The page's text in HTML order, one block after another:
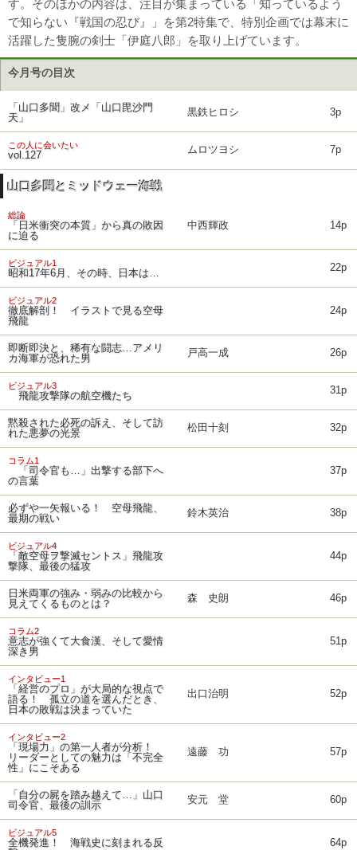
す。そのほかの内容は、注目が集まっている「知っているよう
で知らない『戦国の忍び』」を第2特集で、特別企画では幕末に
活躍した隻腕の剣士「伊庭八郎」を取り上げています。
今月号の目次
「山口多聞」改メ「山口毘沙門
天」
黒鉄ヒロシ 3p
この人に会いたい
vol.127 ムロツヨシ 7p
山口多聞とミッドウェー海戦
総論
「日米衝突の本質」から真の敗因
に迫る
中西輝政 14p
ビジュアル1
昭和17年6月、その時、日本は… 22p
ビジュアル2
徹底解剖！ イラストで見る空母
飛龍
24p
即断即決と、稀有な闘志…アメリ
カ海軍が恐れた男
戸高一成 26p
ビジュアル3
飛龍攻撃隊の航空機たち 31p
黙殺された必死の訴え、そして訪
れた悪夢の光景
松田十刻 32p
コラム1
「司令官も…」出撃する部下へ
の言葉
37p
必ずや一矢報いる！ 空母飛龍、
最期の戦い
鈴木英治 38p
ビジュアル4
「敵空母ヲ撃滅セントス」飛龍攻
撃隊、最後の猛攻
44p
日米両軍の強み・弱みの比較から
見えてくるものとは？
森 史朗 46p
コラム2
意志が強くて大食漢、そして愛情
深き男
51p
インタビュー1
「経営のプロ」が大局的な視点で
語る！ 孤立の道を選んだとき、
日本の敗戦は決まっていた
出口治明 52p
インタビュー2
「現場力」の第一人者が分析！
リーダーとしての魅力は「不完全
性」にこそある
遠藤 功 57p
「自分の屍を踏み越えて…」山口
司令官、最後の訓示
安元 堂 60p
ビジュアル5
全機発進！ 海戦史に刻まれる反
64p